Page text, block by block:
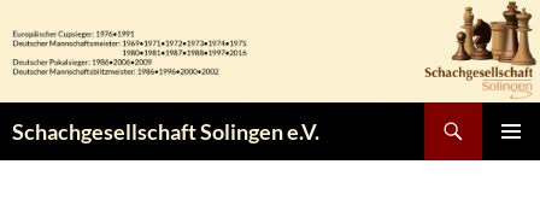
Inhalt
springen
Schachgesellschaft Solingen e.V.